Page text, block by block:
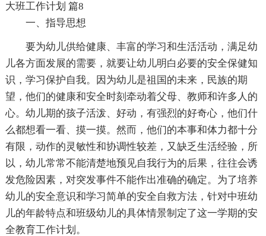
大班工作计划 篇8
一、指导思想
要为幼儿供给健康、丰富的学习和生活活动，满足幼
儿各方面发展的需要，就要让幼儿明白必要的安全保健知
识，学习保护自我。因为幼儿是祖国的未来，民族的期
望，他们的健康和安全时刻牵动着父母、教师和许多人的
心。幼儿期的孩子活泼、好动，有强烈的好奇心，他们什
么都想看一看、摸一摸。然而，他们的本事和体力都十分
有限，动作的灵敏性和协调性较差，又缺乏生活经验，所
以，幼儿常常不能清楚地预见自我行为的后果，往往会诱
发危险因素，对突发事件不能作出准确的确定。为了培养
幼儿的安全意识和学习简单的安全自救方法，针对中班幼
儿的年龄特点和班级幼儿的具体情景制定了这一学期的安
全教育工作计划。